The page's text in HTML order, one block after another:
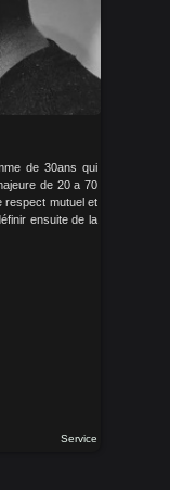
de 30ans qui
de 20 a 70
respect mutuel et
ensuite de la
Service